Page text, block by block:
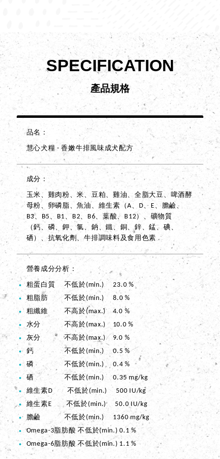
SPECIFICATION
產品規格
品名
慧心犬糧 - 香嫩牛排風味成犬配方
成分
玉米、雞肉粉、米、豆粕、雞油、全脂大豆、啤酒酵
母粉、卵磷脂、魚油、維生素（A、D、E、膽鹼、
B3、B5、B1、B2、B6、葉酸、B12）、礦物質
（鈣、磷、鉀、氯、鈉、鐵、銅、鋅、錳、碘、
硒）、抗氧化劑、牛排調味料及食用色素
營養成分分析
粗蛋白質 不低於(min.) 23.0 %
粗脂肪 不低於(min.) 8.0 %
粗纖維 不高於(max.) 4.0 %
水分 不高於(max.) 10.0 %
灰分 不高於(max.) 9.0 %
鈣 不低於(min.) 0.5 %
磷 不低於(min.) 0.4 %
硒 不低於(min.) 0.35 mg/kg
維生素D 不低於(min.) 500 IU/kg
維生素E 不低於(min.) 50.0 IU/kg
膽鹼 不低於(min.) 1360 mg/kg
Omega-3脂肪酸 不低於(min.) 0.1 %
Omega-6脂肪酸 不低於(min.) 1.1 %